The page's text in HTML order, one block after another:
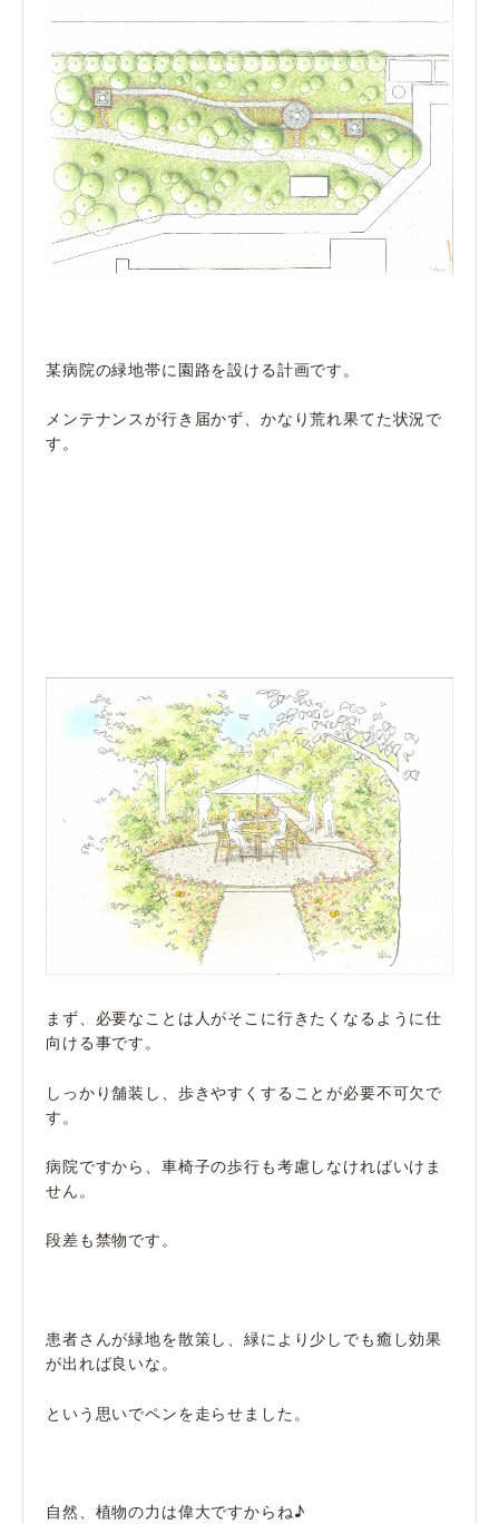
某病院の緑地帯に園路を設ける計画です。
メンテナンスが行き届かず、かなり荒れ果てた状況で
す。
まず、必要なことは人がそこに行きたくなるように仕
向ける事です。
しっかり舗装し、歩きやすくすることが必要不可欠で
す。
病院ですから、車椅子の歩行も考慮しなければいけま
せん。
段差も禁物です。
患者さんが緑地を散策し、緑により少しでも癒し効果
が出れば良いな。
という思いでペンを走らせました。
自然、植物の力は偉大ですからね♪